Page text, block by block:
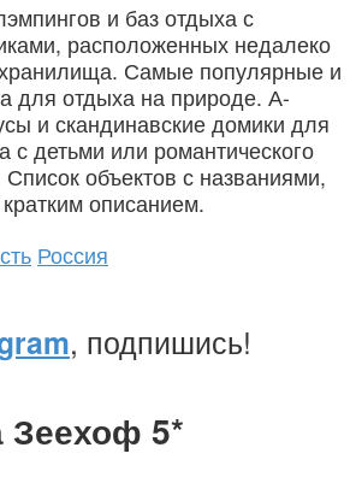
и баз отдыха с
расположенных недалеко
Самые популярные и
для отдыха на природе. А-
и скандинавские домики для
с детьми или романтического
объектов с названиями,
описанием.
Россия
, подпишись!
Зеехоф 5*